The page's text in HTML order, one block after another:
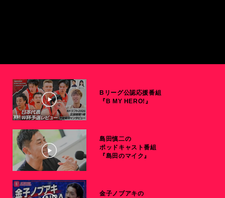
Bリーグ公認応援番組
『B MY HERO!』
島田慎二の
ポッドキャスト番組
『島田のマイク』
金子ノブアキの